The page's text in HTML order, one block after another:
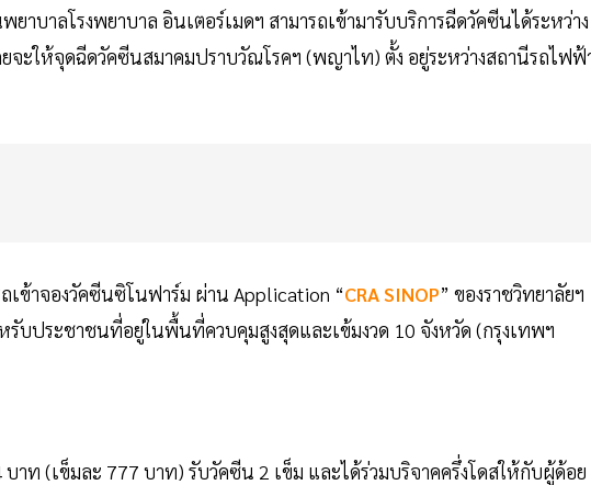
บาลโรงพยาบาล อินเตอร์เมดฯ สามารถเข้ามารับบริการฉีดวัคซีนได้ระหว่าง
จะให้จุดฉีดวัคซีนสมาคมปราบวัณโรคฯ (พญาไท) ตั้ง อยู่ระหว่างสถานีรถไฟฟ้
ข้าจองวัคซีนซิโนฟาร์ม ผ่าน Application “CRA SINOP” ของราชวิทยาลัยฯ
รับประชาชนที่อยู่ในพื้นที่ควบคุมสูงสุดและเข้มงวด 10 จังหวัด (กรุงเทพฯ
ท (เข็มละ 777 บาท) รับวัคซีน 2 เข็ม และได้ร่วมบริจาคครึ่งโดสให้กับผู้ด้อย